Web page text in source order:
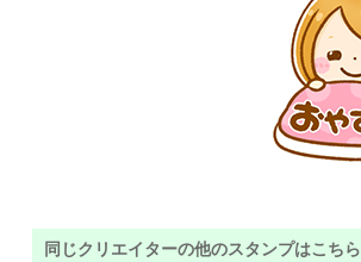
同じクリエイターの他のスタンプはこちら